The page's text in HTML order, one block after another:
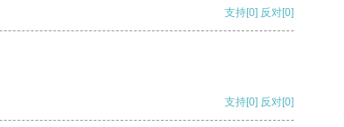
支持[0] 反对[0]
支持[0] 反对[0]